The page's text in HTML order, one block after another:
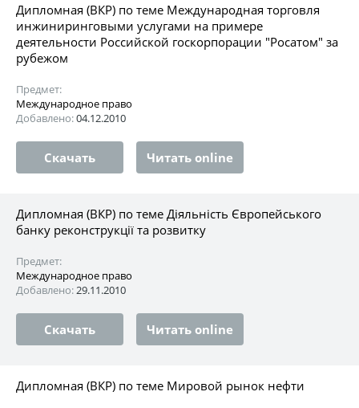
Дипломная (ВКР) по теме Международная торговля
инжиниринговыми услугами на примере
деятельности Российской госкорпорации "Росатом" за
рубежом
Предмет:
Международное право
Добавлено:04.12.2010
Скачать Читать online
Дипломная (ВКР) по теме Діяльність Європейського
банку реконструкції та розвитку
Предмет:
Международное право
Добавлено:29.11.2010
Скачать Читать online
Дипломная (ВКР) по теме Мировой рынок нефти